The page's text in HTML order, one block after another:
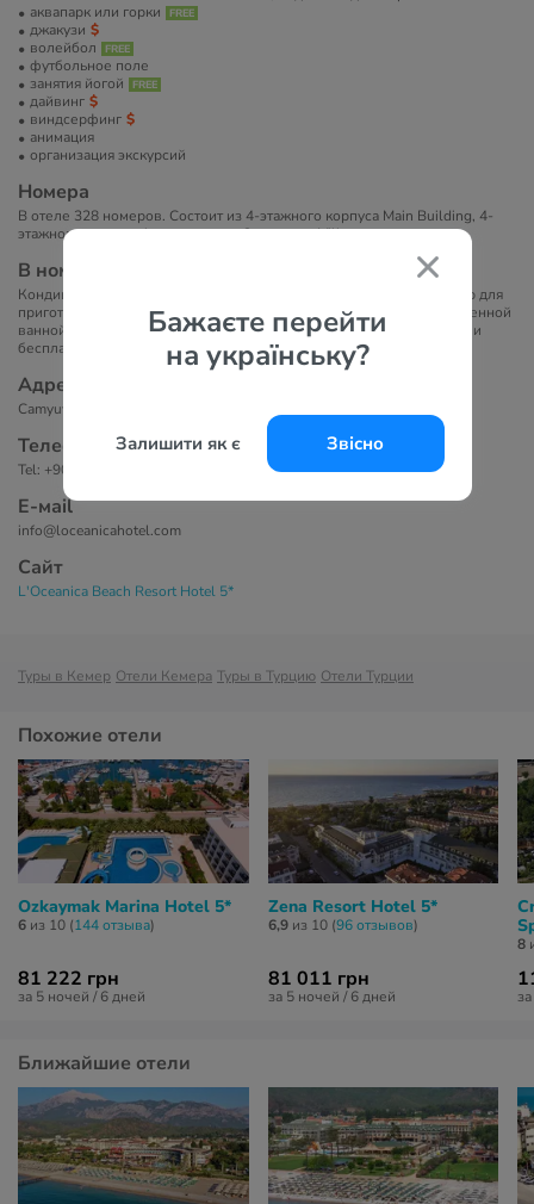
Бажаєте перейти
на українську?
Залишити як є Звісно
аквапарк или горки
джакузи
волейбол
футбольное поле
занятия йогой
дайвинг
виндсерфинг
анимация
организация экскурсий
Номера
В отеле 328 номеров. Состоит из 4-этажного корпуса Main Building, 4-
этажного корпуса Annex и шести 2-этажных Villa.
В номерах
Кондиционер, ТВ, телефон (платно), мини-бар (только вода), набор для
приготовления чая и кофе, Wi-Fi (платно), сейф (платно). В собственной
ванной комнате с душем или ванной есть фен, тапочки, полотенца и
бесплатные туалетно-косметические принадлежности.
Адрес
Camyuva Mah. Aga Ceylan No:9, 07990 Kemer, Antalya, Turkey
Телефоны
Tel: +90 242 824 70 90
Е-маil
info@loceanicahotel.com
Сайт
L'Oceanica Beach Resort Hotel 5*
Туры в Кемер Отели Кемера Туры в Турцию Отели Турции
Похожие отели
Ozkaymak Marina Hotel 5*
6 из 10 (144 отзывa)
81 222 грн
за 5 ночей / 6 дней
Zena Resort Hotel 5*
6,9из 10 (96 отзывов)
81 011 грн
за 5 ночей / 6 дней
8
Ближайшие отели